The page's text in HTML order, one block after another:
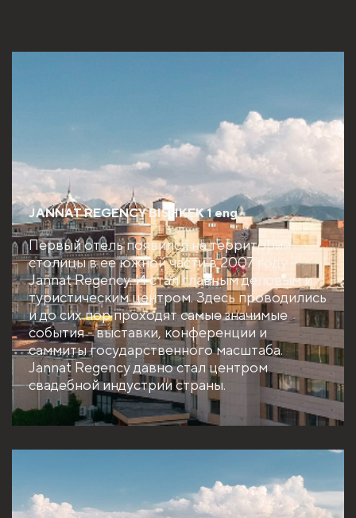
JANNAT REGENCY BISHKEK 1 eng
Первый отель появился на территории
столицы в ее южной части в 2007 году –
Jannat Regency. И стал главным деловым и
туристическим центром. Здесь проводились
и до сих пор проходят самые значимые
события - выставки, конференции и
саммиты государственного масштаба.
Jannat Regency давно стал центром
свадебной индустрии страны.